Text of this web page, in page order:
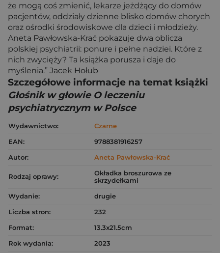
że mogą coś zmienić, lekarze jeżdżący do domów
pacjentów, oddziały dzienne blisko domów chorych
oraz ośrodki środowiskowe dla dzieci i młodzieży.
Aneta Pawłowska-Krać pokazuje dwa oblicza
polskiej psychiatrii: ponure i pełne nadziei. Które z
nich zwycięży? Ta książka porusza i daje do
myślenia.” Jacek Hołub
Szczegółowe informacje na temat książki
Głośnik w głowie O leczeniu
psychiatrycznym w Polsce
Wydawnictwo:
Czarne
EAN:
9788381916257
Autor:
Aneta Pawłowska-Krać
Rodzaj oprawy:
Okładka broszurowa ze
skrzydełkami
Wydanie:
drugie
Liczba stron:
232
Format:
13.3x21.5cm
Rok wydania:
2023